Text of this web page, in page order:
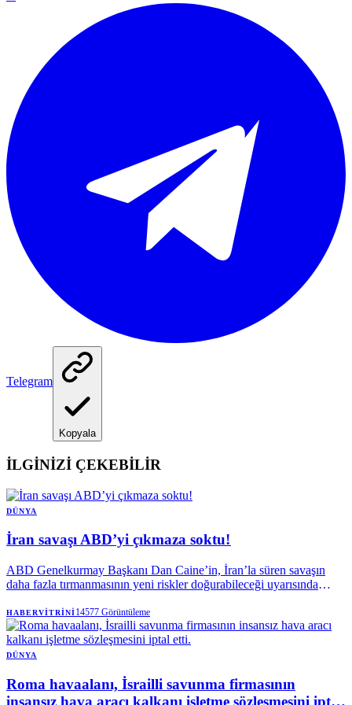
Telegram
Kopyala
İLGİNİZİ ÇEKEBİLİR
DÜNYA
İran savaşı ABD’yi çıkmaza soktu!
ABD Genelkurmay Başkanı Dan Caine’in, İran’la süren savaşın
daha fazla tırmanmasının yeni riskler doğurabileceği uyarısında
hedeflere ulaşmanın mümkün olmadığını savunarak çatışmadan bir
'çıkış yolu aradığı', Trump’ın ise saldırılarla İran’la anlaşma
sağlanabileceğine inandığı bildirildi.
HABERVITRINI14577 Görüntüleme
DÜNYA
Roma havaalanı, İsrailli savunma firmasının
insansız hava aracı kalkanı işletme sözleşmesini iptal